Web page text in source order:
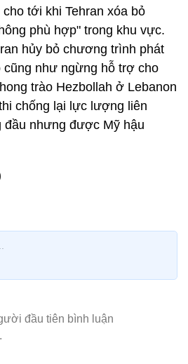
tới khi Tehran xóa bỏ
phù hợp" trong khu vực.
hủy bỏ chương trình phát
cũng như ngừng hỗ trợ cho
trào Hezbollah ở Lebanon
chống lại lực lượng liên
đầu nhưng được Mỹ hậu